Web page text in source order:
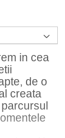
in cea
de o
creata